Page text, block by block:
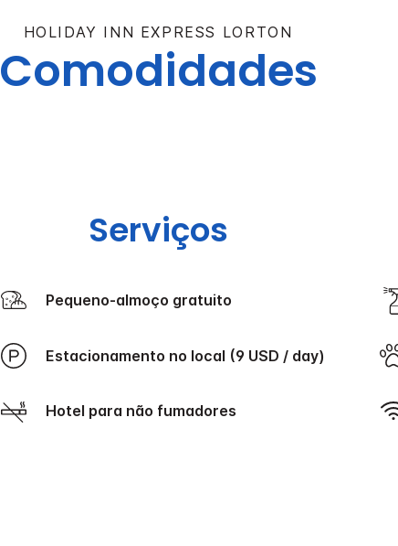
HOLIDAY INN EXPRESS LORTON
Comodidades
Serviços
Pequeno-almoço gratuito
Estacionamento no local (9 USD / day)
Hotel para não fumadores